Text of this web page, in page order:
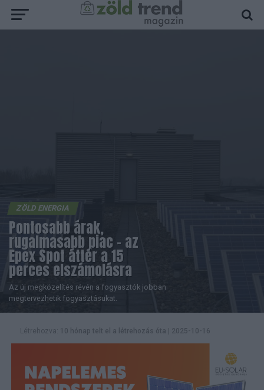
ZÖLD ENERGIA
Pontosabb árak,
rugalmasabb piac – az
Epex Spot áttér a 15
perces elszámolásra
Az új megközelítés révén a fogyasztók jobban
megtervezhetik fogyasztásukat.
Létrehozva: 10 hónap telt el a létrehozás óta 2025-10-16